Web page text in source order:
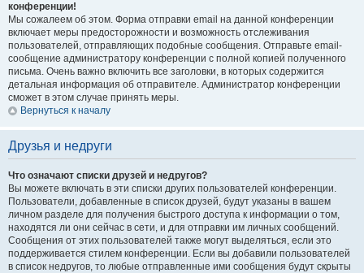
конференции!
Мы сожалеем об этом. Форма отправки email на данной конференции
включает меры предосторожности и возможность отслеживания
пользователей, отправляющих подобные сообщения. Отправьте email-
сообщение администратору конференции с полной копией полученного
письма. Очень важно включить все заголовки, в которых содержится
детальная информация об отправителе. Администратор конференции
сможет в этом случае принять меры.
Вернуться к началу
Друзья и недруги
Что означают списки друзей и недругов?
Вы можете включать в эти списки других пользователей конференции.
Пользователи, добавленные в список друзей, будут указаны в вашем
личном разделе для получения быстрого доступа к информации о том,
находятся ли они сейчас в сети, и для отправки им личных сообщений.
Сообщения от этих пользователей также могут выделяться, если это
поддерживается стилем конференции. Если вы добавили пользователей
в список недругов, то любые отправленные ими сообщения будут скрыты